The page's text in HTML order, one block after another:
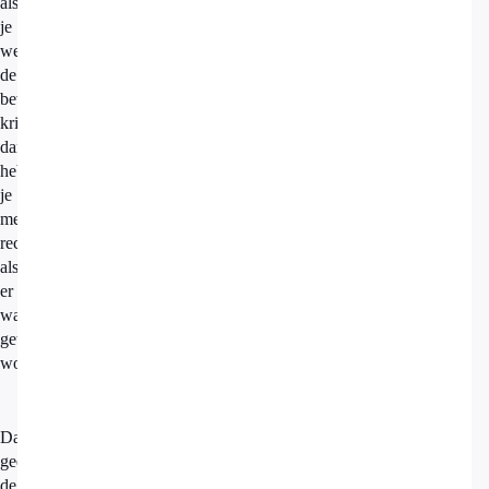
je
wel
de
bevestiging
krijgt,
dan
heb
je
meer
rechten
als
er
wat
gewijzigd
wordt.
Daarnaast
geeft
de